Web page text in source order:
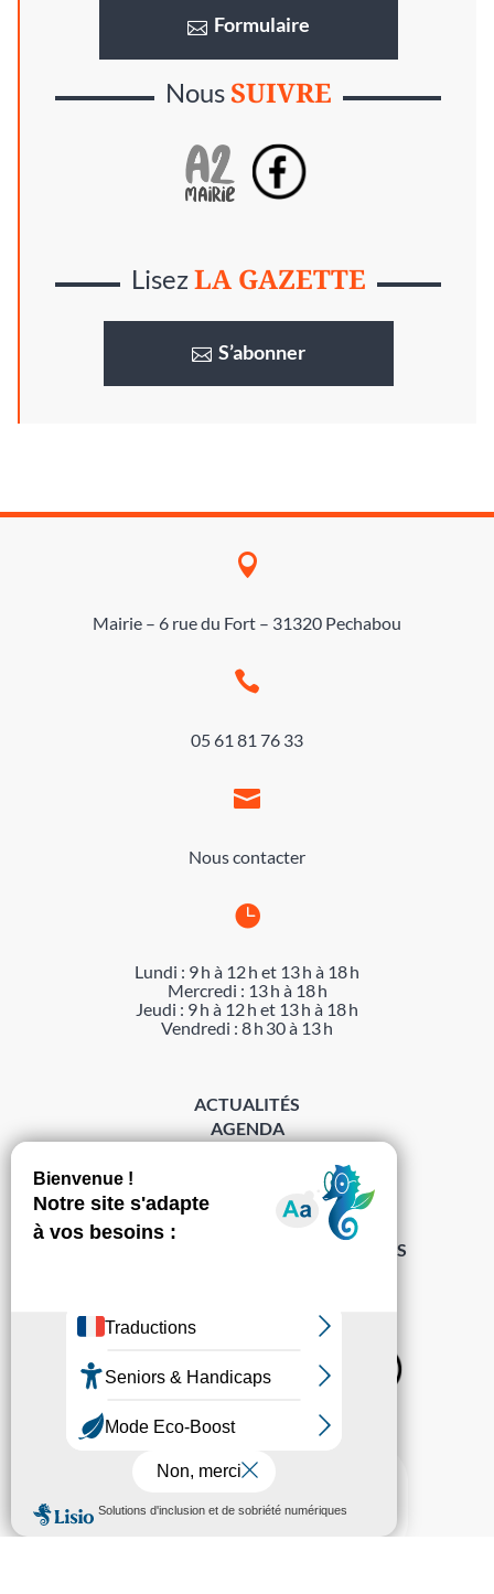
Formulaire
NousSUIVRE
LisezLA GAZETTE
S’abonner

Mairie – 6 rue du Fort – 31320 Pechabou

05 61 81 76 33

Nous contacter

Lundi : 9 h à 12 h et 13 h à 18 h
Mercredi : 13 h à 18 h
Jeudi : 9 h à 12 h et 13 h à 18 h
Vendredi : 8 h 30 à 13 h
Sur les réseaux
ACTUALITÉS
AGENDA
MENTIONS LÉGALES
PROTECTION DES DONNÉES
POLITIQUE DE GESTION DES COOKIES